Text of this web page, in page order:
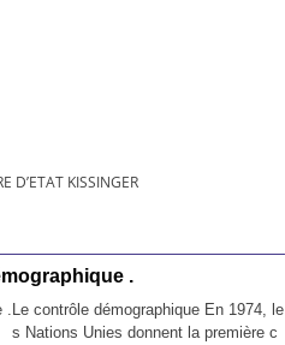
D’ETAT KISSINGER
.
Le contrôle démographique En 1974, le
s Nations Unies donnent la première c